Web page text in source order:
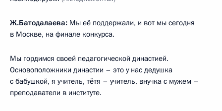
Ж.Батодалаева: Мы её поддержали, и вот мы сегодня
в Москве, на финале конкурса.
Мы гордимся своей педагогической династией.
Основоположники династии – это у нас дедушка
с бабушкой, я учитель, тётя – учитель, внучка с мужем –
преподаватели в институте.